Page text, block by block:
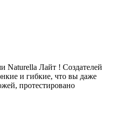
Naturella Лайт ! Создателей
и гибкие, что вы даже
протестировано